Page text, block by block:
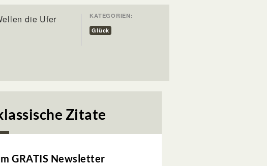
die Ufer
KATEGORIEN:
Glück